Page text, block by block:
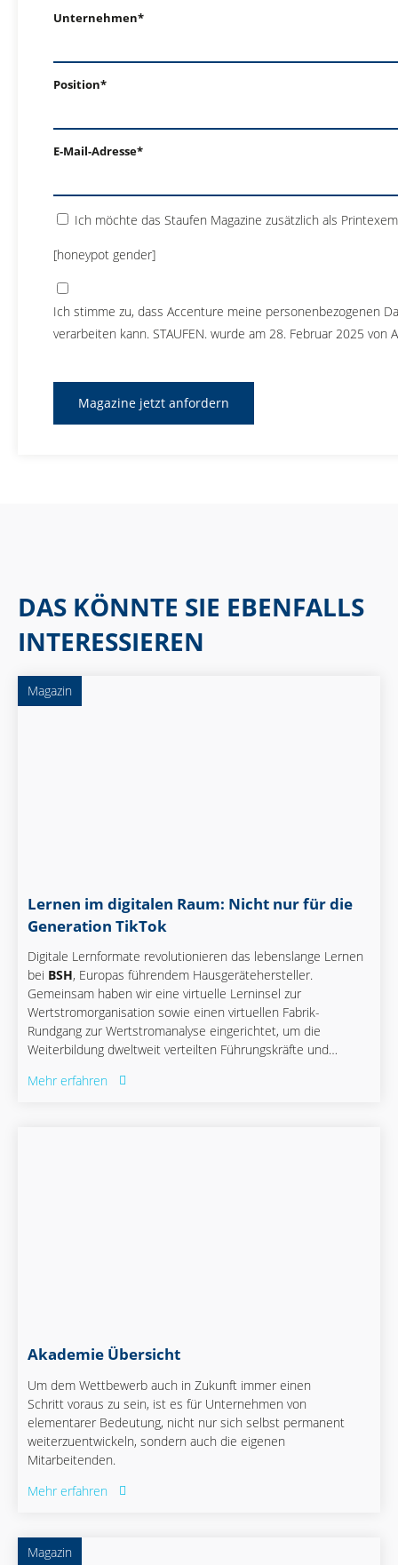
Unternehmen*
Position*
E-Mail-Adresse*
Ich möchte das Staufen Magazine zusätzlich als
[honeypot gender]
Ich stimme zu, dass Accenture meine personenbezogenen
verarbeiten kann. STAUFEN. wurde am 28. Februar 2025
DAS KÖNNTE SIE EBENFALLS
INTERESSIEREN
Magazin
Lernen im digitalen Raum: Nicht nur für die
Generation TikTok
Digitale Lernformate revolutionieren das lebenslange Lernen
bei BSH, Europas führendem Hausgerätehersteller.
Gemeinsam haben wir eine virtuelle Lerninsel zur
Wertstromorganisation sowie einen virtuellen Fabrik-
Rundgang zur Wertstromanalyse eingerichtet, um die
Weiterbildung dweltweit verteilten Führungskräfte und
Mehr erfahren
Akademie Übersicht
Um dem Wettbewerb auch in Zukunft immer einen
Schritt voraus zu sein, ist es für Unternehmen von
elementarer Bedeutung, nicht nur sich selbst permanent
weiterzuentwickeln, sondern auch die eigenen
Mitarbeitenden.
Mehr erfahren
Magazin